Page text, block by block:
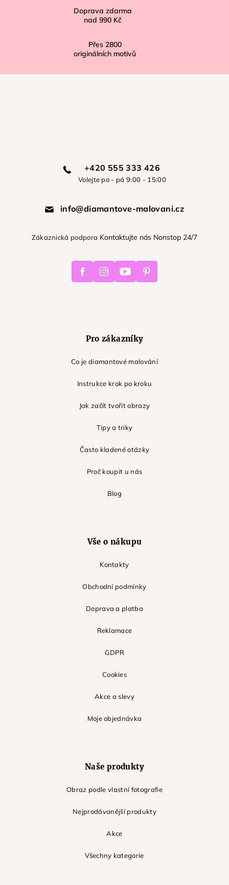
Doprava zdarma
nad 990 Kč
Přes 2800
originálních motivů
+420 555 333 426
Volejte po - pá 9:00 - 15:00
info@diamantove-malovani.cz
Zákaznická podpora Kontaktujte nás Nonstop 24/7
FacebookInstagramYoutube Pinterest
Pro zákazníky
Co je diamantové malování
Instrukce krok po kroku
Jak začít tvořit obrazy
Tipy a triky
Často kladené otázky
Proč koupit u nás
Blog
Vše o nákupu
Kontakty
Obchodní podmínky
Doprava a platba
Reklamace
GDPR
Cookies
Akce a slevy
Moje objednávka
Naše produkty
Obraz podle vlastní fotografie
Nejprodávanější produkty
Akce
Všechny kategorie